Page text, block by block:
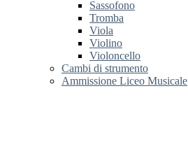
Sassofono
Tromba
Viola
Violino
Violoncello
Cambi di strumento
Ammissione Liceo Musicale